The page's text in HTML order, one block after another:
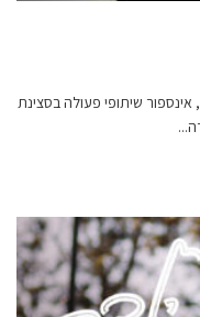
שיתופי פעולה בסצינת
...